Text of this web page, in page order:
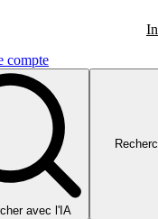
compte
avec l'IA